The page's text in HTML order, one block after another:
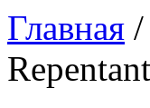
Главная /